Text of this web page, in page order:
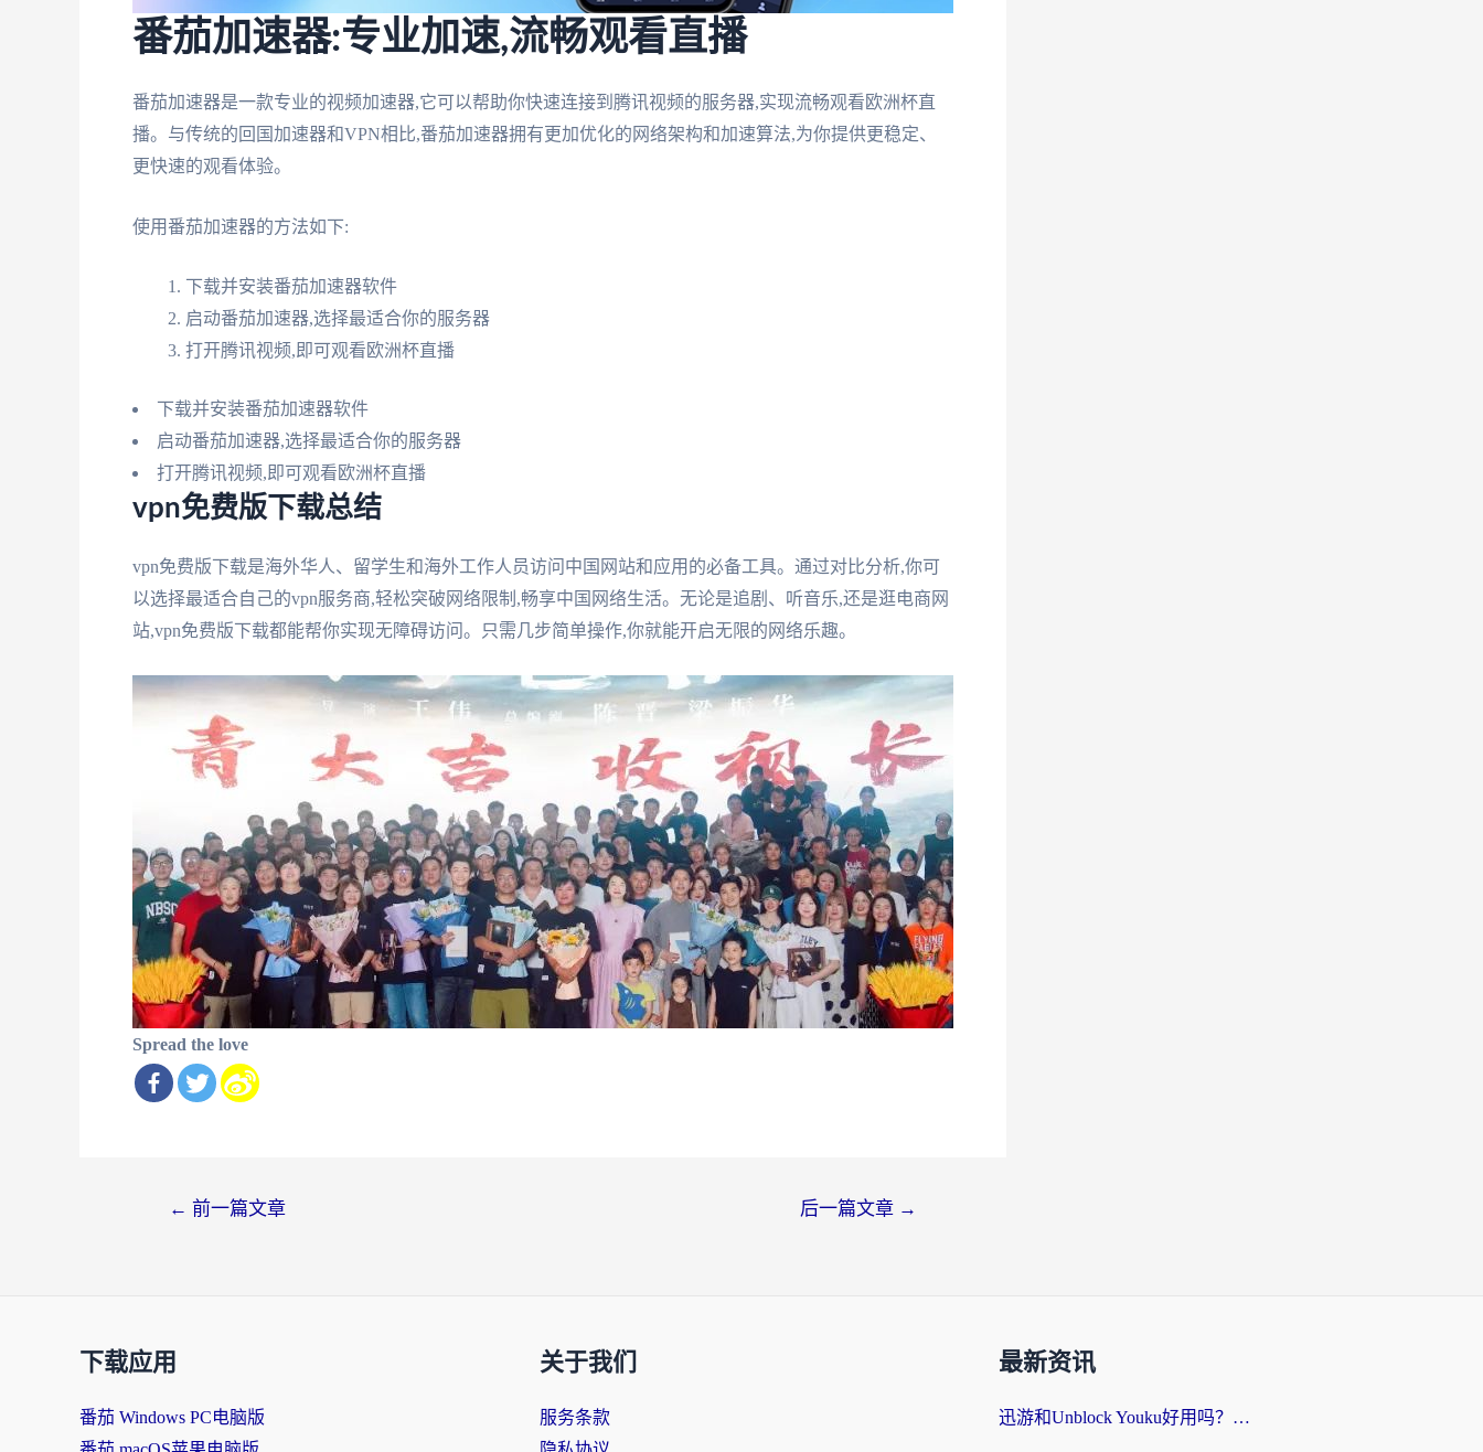
番茄加速器:专业加速,流畅观看直播
番茄加速器是一款专业的视频加速器,它可以帮助你快速连接到腾讯视频的服务器,实现流畅观看欧洲杯直
播。与传统的回国加速器和VPN相比,番茄加速器拥有更加优化的网络架构和加速算法,为你提供更稳定、
更快速的观看体验。
使用番茄加速器的方法如下:
下载并安装番茄加速器软件
启动番茄加速器,选择最适合你的服务器
打开腾讯视频,即可观看欧洲杯直播
下载并安装番茄加速器软件
启动番茄加速器,选择最适合你的服务器
打开腾讯视频,即可观看欧洲杯直播
vpn免费版下载总结
vpn免费版下载是海外华人、留学生和海外工作人员访问中国网站和应用的必备工具。通过对比分析,你可
以选择最适合自己的vpn服务商,轻松突破网络限制,畅享中国网络生活。无论是追剧、听音乐,还是逛电商网
站,vpn免费版下载都能帮你实现无障碍访问。只需几步简单操作,你就能开启无限的网络乐趣。
Spread the love
← 前一篇文章 后一篇文章 →
下载应用
番茄 Windows PC电脑版
关于我们
服务条款
最新资讯
迅游和Unblock Youku好用吗？海外党亲测：3个维度教你选对回国加速器